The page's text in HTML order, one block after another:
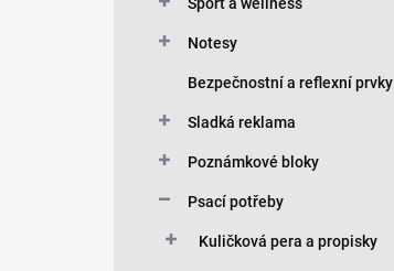
Notesy
Bezpečnostní a reflexní prvky
Sladká reklama
Poznámkové bloky
Psací potřeby
Kuličková pera a propisky